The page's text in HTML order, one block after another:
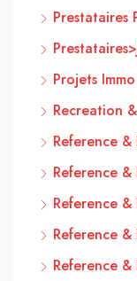
Prestataires
Projets Immo
Recreation
Reference
Reference
Reference
Reference
Reference